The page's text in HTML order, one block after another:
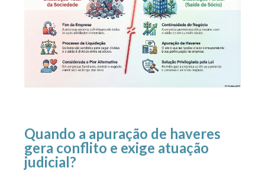
Quando a apuração de haveres
gera conflito e exige atuação
judicial?